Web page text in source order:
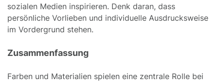
sozialen Medien inspirieren. Denk daran, dass
persönliche Vorlieben und individuelle Ausdrucksweise
im Vordergrund stehen.
Zusammenfassung
Farben und Materialien spielen eine zentrale Rolle bei